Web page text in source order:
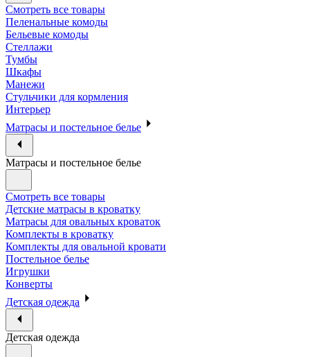
Смотреть все товары
Пеленальные комоды
Бельевые комоды
Стеллажи
Тумбы
Шкафы
Манежи
Стульчики для кормления
Интерьер
Матрасы и постельное белье
Матрасы и постельное белье
Смотреть все товары
Детские матрасы в кроватку
Матрасы для овальных кроваток
Комплекты в кроватку
Комплекты для овальной кровати
Постельное белье
Игрушки
Конверты
Детская одежда
Детская одежда